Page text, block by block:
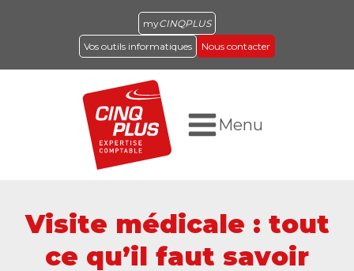
myCINQPLUS
Vos outils informatiques
Nous contacter
Menu
Visite médicale : tout
ce qu’il faut savoir